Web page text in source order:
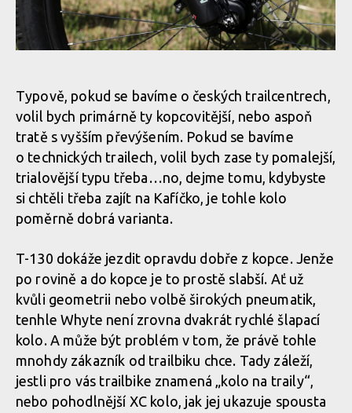
Test: Whyte T130 - trailbike, co si jede ve vlastní kategorii
Test: Whyte T130 - trailbike, co si jede ve vlastní kategorii
Test: Whyte T130 - trailbike, co si jede ve vlastní kategorii
Test: Whyte T130 - trailbike, co si jede ve vlastní kategorii
Typově, pokud se bavíme o českých trailcentrech,
volil bych primárně ty kopcovitější, nebo aspoň
tratě s vyšším převýšením. Pokud se bavíme
o technických trailech, volil bych zase ty pomalejší,
trialovější typu třeba…no, dejme tomu, kdybyste
si chtěli třeba zajít na Kafíčko, je tohle kolo
poměrně dobrá varianta.
T-130 dokáže jezdit opravdu dobře z kopce. Jenže
po rovině a do kopce je to prostě slabší. Ať už
kvůli geometrii nebo volbě širokých pneumatik,
tenhle Whyte není zrovna dvakrát rychlé šlapací
kolo. A může být problém v tom, že právě tohle
mnohdy zákazník od trailbiku chce. Tady záleží,
jestli pro vás trailbike znamená „kolo na traily“,
nebo pohodlnější XC kolo, jak jej ukazuje spousta